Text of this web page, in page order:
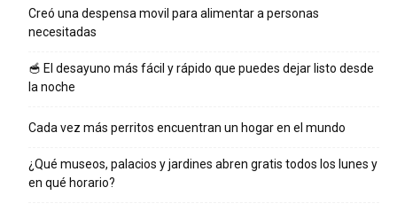
Creó una despensa movil para alimentar a personas
necesitadas
🥣 El desayuno más fácil y rápido que puedes dejar listo desde
la noche
Cada vez más perritos encuentran un hogar en el mundo
¿Qué museos, palacios y jardines abren gratis todos los lunes y
en qué horario?